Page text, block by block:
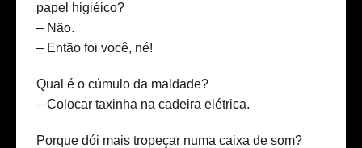
papel higiéico?
– Não.
– Então foi você, né!
Qual é o cúmulo da maldade?
– Colocar taxinha na cadeira elétrica.
Porque dói mais tropeçar numa caixa de som?